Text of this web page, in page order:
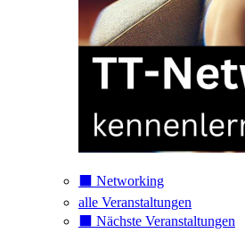
⬛️ Networking
alle Veranstaltungen
⬛️ Nächste Veranstaltungen